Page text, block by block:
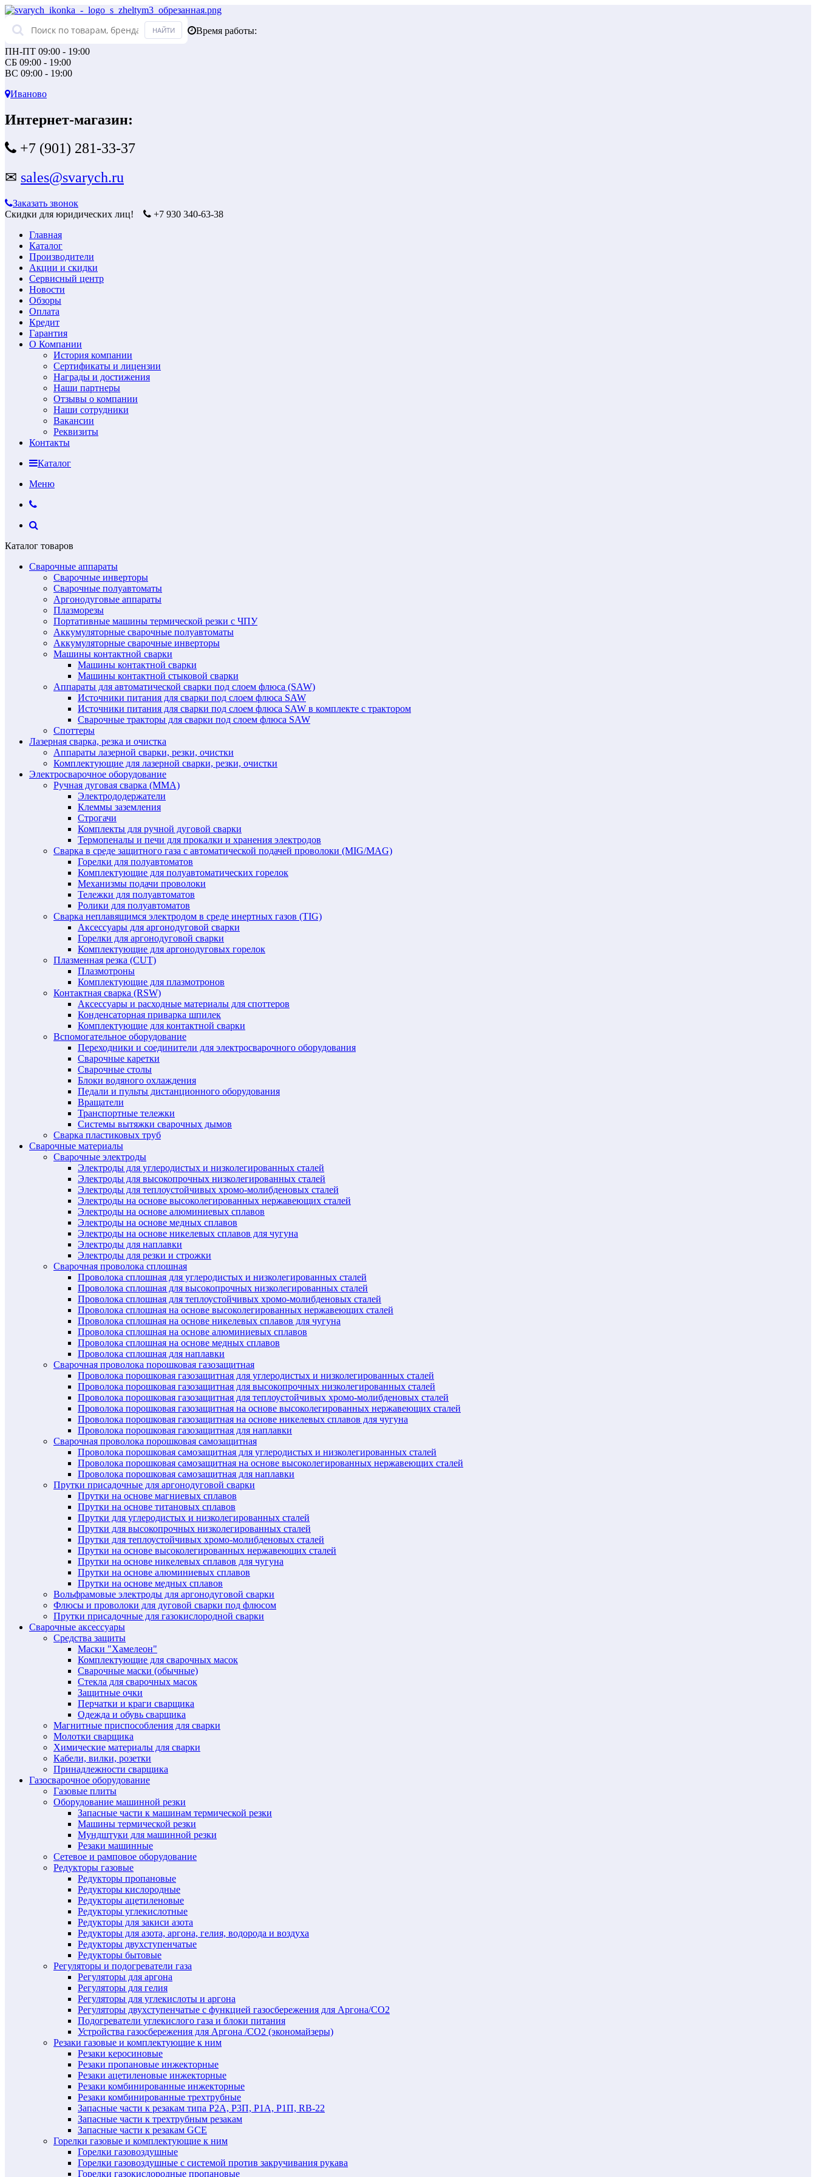
Время работы:
ПН-ПТ 09:00 - 19:00
СБ 09:00 - 19:00
ВС 09:00 - 19:00
Иваново
Интернет-магазин:
+7 (901) 281-33-37
✉ sales@svarych.ru
Заказать звонок
Скидки для юридических лиц!
+7 930 340-63-38
Главная
Каталог
Производители
Акции и скидки
Сервисный центр
Новости
Обзоры
Оплата
Кредит
Гарантия
О Компании
История компании
Сертификаты и лицензии
Награды и достижения
Наши партнеры
Отзывы о компании
Наши сотрудники
Вакансии
Реквизиты
Контакты
Каталог
Меню
Каталог товаров
Сварочные аппараты
Сварочные инверторы
Сварочные полуавтоматы
Аргонодуговые аппараты
Плазморезы
Портативные машины термической резки с ЧПУ
Аккумуляторные сварочные полуавтоматы
Аккумуляторные сварочные инверторы
Машины контактной сварки
Машины контактной сварки
Машины контактной стыковой сварки
Аппараты для автоматической сварки под слоем флюса (SAW)
Источники питания для сварки под слоем флюса SAW
Источники питания для сварки под слоем флюса SAW в комплекте с трактором
Сварочные тракторы для сварки под слоем флюса SAW
Споттеры
Лазерная сварка, резка и очистка
Аппараты лазерной сварки, резки, очистки
Комплектующие для лазерной сварки, резки, очистки
Электросварочное оборудование
Ручная дуговая сварка (MMA)
Электрододержатели
Клеммы заземления
Строгачи
Комплекты для ручной дуговой сварки
Термопеналы и печи для прокалки и хранения электродов
Сварка в среде защитного газа с автоматической подачей проволоки (MIG/MAG)
Горелки для полуавтоматов
Комплектующие для полуавтоматических горелок
Механизмы подачи проволоки
Тележки для полуавтоматов
Ролики для полуавтоматов
Сварка неплавящимся электродом в среде инертных газов (TIG)
Аксессуары для аргонодуговой сварки
Горелки для аргонодуговой сварки
Комплектующие для аргонодуговых горелок
Плазменная резка (CUT)
Плазмотроны
Комплектующие для плазмотронов
Контактная сварка (RSW)
Аксессуары и расходные материалы для споттеров
Конденсаторная приварка шпилек
Комплектующие для контактной сварки
Вспомогательное оборудование
Переходники и соединители для электросварочного оборудования
Сварочные каретки
Сварочные столы
Блоки водяного охлаждения
Педали и пульты дистанционного оборудования
Вращатели
Транспортные тележки
Системы вытяжки сварочных дымов
Сварка пластиковых труб
Сварочные материалы
Сварочные электроды
Электроды для углеродистых и низколегированных сталей
Электроды для высокопрочных низколегированных сталей
Электроды для теплоустойчивых хромо-молибденовых сталей
Электроды на основе высоколегированных нержавеющих сталей
Электроды на основе алюминиевых сплавов
Электроды на основе медных сплавов
Электроды на основе никелевых сплавов для чугуна
Электроды для наплавки
Электроды для резки и строжки
Сварочная проволока сплошная
Проволока сплошная для углеродистых и низколегированных сталей
Проволока сплошная для высокопрочных низколегированных сталей
Проволока сплошная для теплоустойчивых хромо-молибденовых сталей
Проволока сплошная на основе высоколегированных нержавеющих сталей
Проволока сплошная на основе никелевых сплавов для чугуна
Проволока сплошная на основе алюминиевых сплавов
Проволока сплошная на основе медных сплавов
Проволока сплошная для наплавки
Сварочная проволока порошковая газозащитная
Проволока порошковая газозащитная для углеродистых и низколегированных сталей
Проволока порошковая газозащитная для высокопрочных низколегированных сталей
Проволока порошковая газозащитная для теплоустойчивых хромо-молибденовых сталей
Проволока порошковая газозащитная на основе высоколегированных нержавеющих сталей
Проволока порошковая газозащитная на основе никелевых сплавов для чугуна
Проволока порошковая газозащитная для наплавки
Сварочная проволока порошковая самозащитная
Проволока порошковая самозащитная для углеродистых и низколегированных сталей
Проволока порошковая самозащитная на основе высоколегированных нержавеющих сталей
Проволока порошковая самозащитная для наплавки
Прутки присадочные для аргонодуговой сварки
Прутки на основе магниевых сплавов
Прутки на основе титановых сплавов
Прутки для углеродистых и низколегированных сталей
Прутки для высокопрочных низколегированных сталей
Прутки для теплоустойчивых хромо-молибденовых сталей
Прутки на основе высоколегированных нержавеющих сталей
Прутки на основе никелевых сплавов для чугуна
Прутки на основе алюминиевых сплавов
Прутки на основе медных сплавов
Вольфрамовые электроды для аргонодуговой сварки
Флюсы и проволоки для дуговой сварки под флюсом
Прутки присадочные для газокислородной сварки
Сварочные аксессуары
Средства защиты
Маски "Хамелеон"
Комплектующие для сварочных масок
Сварочные маски (обычные)
Стекла для сварочных масок
Защитные очки
Перчатки и краги сварщика
Одежда и обувь сварщика
Магнитные приспособления для сварки
Молотки сварщика
Химические материалы для сварки
Кабели, вилки, розетки
Принадлежности сварщика
Газосварочное оборудование
Газовые плиты
Оборудование машинной резки
Запасные части к машинам термической резки
Машины термической резки
Мундштуки для машинной резки
Резаки машинные
Сетевое и рамповое оборудование
Редукторы газовые
Редукторы пропановые
Редукторы кислородные
Редукторы ацетиленовые
Редукторы углекислотные
Редукторы для закиси азота
Редукторы для азота, аргона, гелия, водорода и воздуха
Редукторы двухступенчатые
Редукторы бытовые
Регуляторы и подогреватели газа
Регуляторы для аргона
Регуляторы для гелия
Регуляторы для углекислоты и аргона
Регуляторы двухступенчатые c функцией газосбережения для Аргона/СО2
Подогреватели углекислого газа и блоки питания
Устройства газосбережения для Аргона /СО2 (экономайзеры)
Резаки газовые и комплектующие к ним
Резаки керосиновые
Резаки пропановые инжекторные
Резаки ацетиленовые инжекторные
Резаки комбинированные инжекторные
Резаки комбинированные трехтрубные
Запасные части к резакам типа Р2А, Р3П, Р1А, Р1П, RB-22
Запасные части к трехтрубным резакам
Запасные части к резакам GCE
Горелки газовые и комплектующие к ним
Горелки газовоздушные
Горелки газовоздушные с системой против закручивания рукава
Горелки газокислородные пропановые